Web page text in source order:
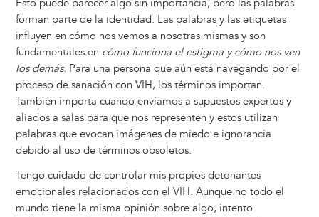
Esto puede parecer algo sin importancia, pero las palabras
forman parte de la identidad. Las palabras y las etiquetas
influyen en cómo nos vemos a nosotras mismas y son
fundamentales en cómo funciona el estigma y cómo nos ven
los demás. Para una persona que aún está navegando por el
proceso de sanación con VIH, los términos importan.
También importa cuando enviamos a supuestos expertos y
aliados a salas para que nos representen y estos utilizan
palabras que evocan imágenes de miedo e ignorancia
debido al uso de términos obsoletos.
Tengo cuidado de controlar mis propios detonantes
emocionales relacionados con el VIH. Aunque no todo el
mundo tiene la misma opinión sobre algo, intento